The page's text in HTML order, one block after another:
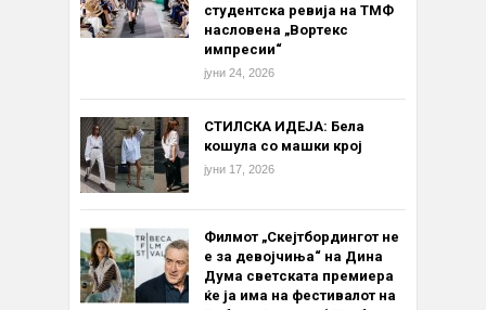
студентска ревија на ТМФ
насловена „Вортекс
импресии“
јуни 24, 2026
СТИЛСКА ИДЕЈА: Бела
кошула со машки крој
јуни 17, 2026
Филмот „Скејтбордингот не
е за девојчиња“ на Дина
Дума светската премиера
ќе ја има на фестивалот на